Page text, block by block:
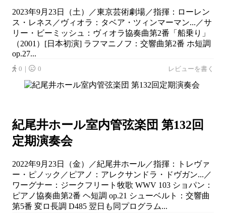
2023年9月23日（土）／東京芸術劇場／指揮：ローレン
ス・レネス／ヴィオラ：タベア・ツィンマーマン...／サ
リー・ビーミッシュ：ヴィオラ協奏曲第2番「船乗り」
（2001）[日本初演] ラフマニノフ：交響曲第2番 ホ短調
op.27...
0｜ 0 レビューを書く
紀尾井ホール室内管弦楽団 第132回
定期演奏会
2022年9月23日（金）／紀尾井ホール／指揮：トレヴァ
ー・ピノック／ピアノ：アレクサンドラ・ドヴガン...／
ワーグナー：ジークフリート牧歌 WWV 103 ショパン：
ピアノ協奏曲第2番 ヘ短調 op.21 シューベルト：交響曲
第5番 変ロ長調 D485 翌日も同プログラム...